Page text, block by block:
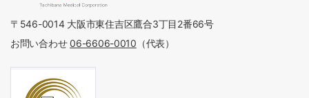
〒546-0014 大阪市東住吉区鷹合3丁目2番66号
お問い合わせ06-6606-0010 （代表）